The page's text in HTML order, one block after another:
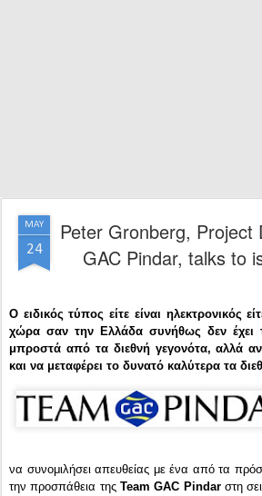
MAY
24
Peter Gronberg, Project
GAC Pindar, talks to
Ο ειδικός τύπος είτε είναι ηλεκτρονικός
χώρα σαν την Ελλάδα συνήθως δεν έχει
μπροστά από τα διεθνή γεγονότα, αλλά
και να μεταφέρει το δυνατό καλύτερα τα
να συνομιλήσει απευθείας με ένα από τα
την προσπάθεια της Team GAC Pindarστη